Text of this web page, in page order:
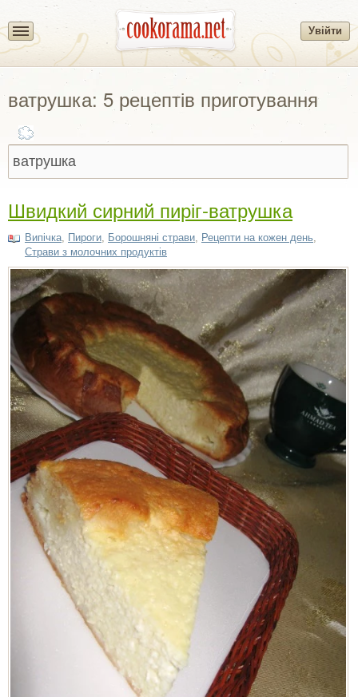
Увійти
ватрушка: 5 рецептів приготування
Швидкий сирний пиріг-ватрушка
Випічка, Пироги, Борошняні страви, Рецепти на кожен день,
Страви з молочних продуктів